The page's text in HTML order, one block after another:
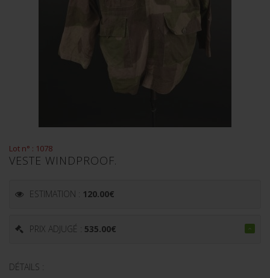
Lot n° : 1078
VESTE WINDPROOF.
ESTIMATION : 120.00€
PRIX ADJUGÉ : 535.00€
DÉTAILS :